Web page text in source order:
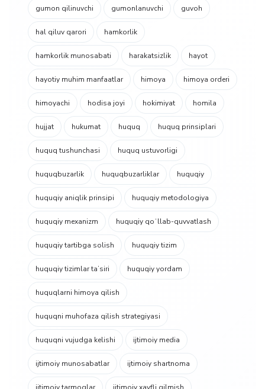
gumon qilinuvchi gumonlanuvchi guvoh
hal qiluv qarori hamkorlik
hamkorlik munosabati harakatsizlik hayot
hayotiy muhim manfaatlar himoya himoya orderi
himoyachi hodisa joyi hokimiyat homila
hujjat hukumat huquq huquq prinsiplari
huquq tushunchasi huquq ustuvorligi
huquqbuzarlik huquqbuzarliklar huquqiy
huquqiy aniqlik prinsipi huquqiy metodologiya
huquqiy mexanizm huquqiy qoʻllab-quvvatlash
huquqiy tartibga solish huquqiy tizim
huquqiy tizimlar taʼsiri huquqiy yordam
huquqlarni himoya qilish
huquqni muhofaza qilish strategiyasi
huquqni vujudga kelishi ijtimoiy media
ijtimoiy munosabatlar ijtimoiy shartnoma